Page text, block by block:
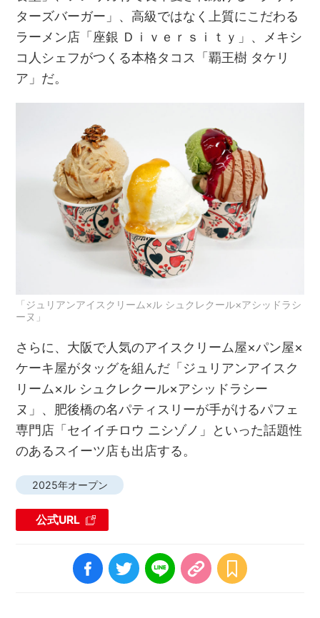
ターズバーガー」、高級ではなく上質にこだわる
ラーメン店「座銀 Ｄｉｖｅｒｓｉｔｙ」、メキシ
コ人シェフがつくる本格タコス「覇王樹 タケリ
ア」だ。
「ジュリアンアイスクリーム×ル シュクレクール×アシッドラシ
ーヌ」
さらに、大阪で人気のアイスクリーム屋×パン屋×
ケーキ屋がタッグを組んだ「ジュリアンアイスク
リーム×ル シュクレクール×アシッドラシー
ヌ」、肥後橋の名パティスリーが手がけるパフェ
専門店「セイイチロウ ニシゾノ」といった話題性
のあるスイーツ店も出店する。
2025年オープン
公式URL